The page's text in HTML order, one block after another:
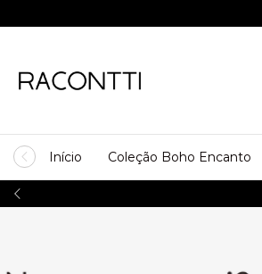
Início Coleção Boho Encanto